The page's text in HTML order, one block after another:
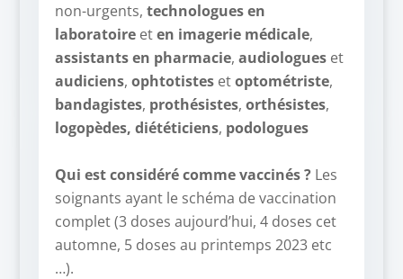
non-urgents, technologues en
laboratoireeten imagerie médicale,
assistants en pharmacie, audiologueset
audiciens, ophtotistesetoptométriste,
bandagistes, prothésistes, orthésistes,
logopèdes, diététiciens, podologues
Qui est considéré comme vaccinés ?Les
soignants ayant le schéma de vaccination
complet (3 doses aujourd’hui, 4 doses cet
automne, 5 doses au printemps 2023 etc
…).